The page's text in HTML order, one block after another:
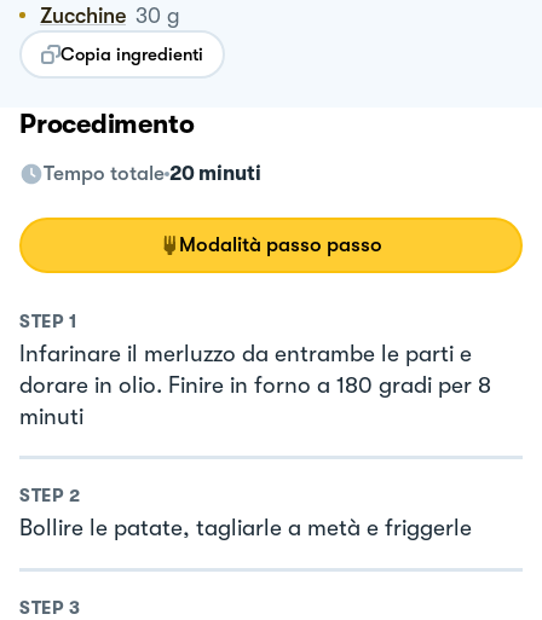
Zucchine 30 g
Copia ingredienti
Procedimento
Tempo totale 20 minuti
Modalità passo passo
STEP 1
Infarinare il merluzzo da entrambe le parti e
dorare in olio. Finire in forno a 180 gradi per 8
minuti
STEP 2
Bollire le patate, tagliarle a metà e friggerle
STEP 3